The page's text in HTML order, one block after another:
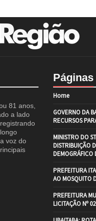
81 anos,
a lado
voz do
Páginas
Home
GOVERNO DA
RECURSOS
MINISTRO DO
DISTRIBUIÇÃO
DEMOGRÁFICO
PREFEITURA
AO MOSQUITO
PREFEITURA
LICITAÇÃO Nº